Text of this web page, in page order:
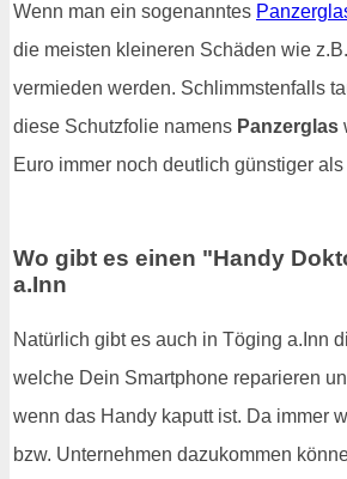
Wenn man ein sogenanntes
die meisten kleineren Schäden wie
vermieden werden. Schlimmstenfalls
diese Schutzfolie namens Panzerglas
Euro immer noch deutlich günstiger
Wo gibt es einen "Handy
a.Inn
Natürlich gibt es auch in Töging a.Inn
welche Dein Smartphone reparieren
wenn das Handy kaputt ist. Da immer
bzw. Unternehmen dazukommen